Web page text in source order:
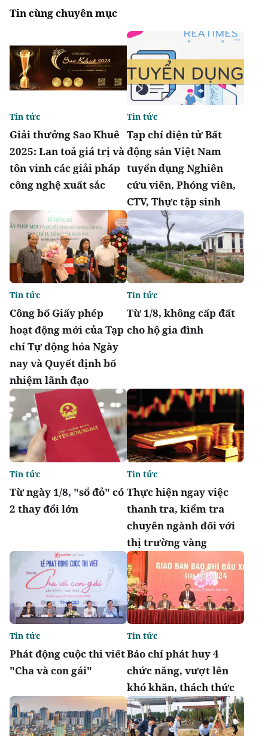
Tin cùng chuyên mục
Giải thưởng Sao Khuê
2025: Lan toả giá trị và
tôn vinh các giải pháp
công nghệ xuất sắc
Tin tức
Tạp chí điện tử Bất
động sản Việt Nam
tuyển dụng Nghiên
cứu viên, Phóng viên,
CTV, Thực tập sinh
Tin tức
Công bố Giấy phép
hoạt động mới của Tạp
chí Tự động hóa Ngày
nay và Quyết định bổ
nhiệm lãnh đạo
Tin tức
Từ 1/8, không cấp đất
cho hộ gia đình
Tin tức
Từ ngày 1/8, "sổ đỏ" có
2 thay đổi lớn
Tin tức
Thực hiện ngay việc
thanh tra, kiểm tra
chuyên ngành đối với
thị trường vàng
Tin tức
Phát động cuộc thi viết
"Cha và con gái"
Tin tức
Báo chí phát huy 4
chức năng, vượt lên
khó khăn, thách thức
Tin tức